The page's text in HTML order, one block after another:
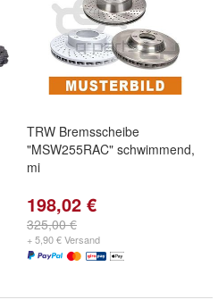
TRW Bremsscheibe
"MSW255RAC" schwimmend,
mi
198,02 €
325,00 €
+ 5,90 € Versand